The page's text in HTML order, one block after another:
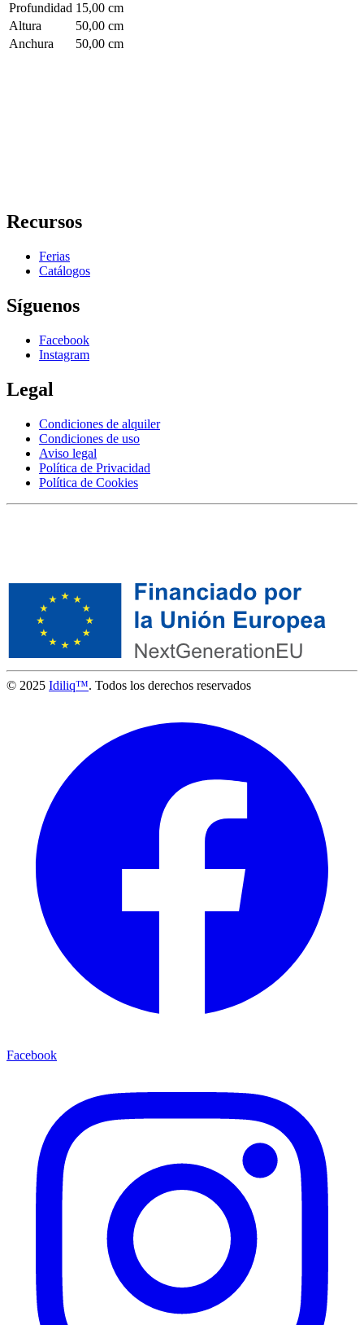
Profundidad 15,00 cm
Altura
50,00 cm
Anchura
50,00 cm
Recursos
Ferias
Catálogos
Síguenos
Facebook
Instagram
Legal
Condiciones de alquiler
Condiciones de uso
Aviso legal
Política de Privacidad
Política de Cookies
© 2025 Idiliq™. Todos los derechos reservados
Facebook